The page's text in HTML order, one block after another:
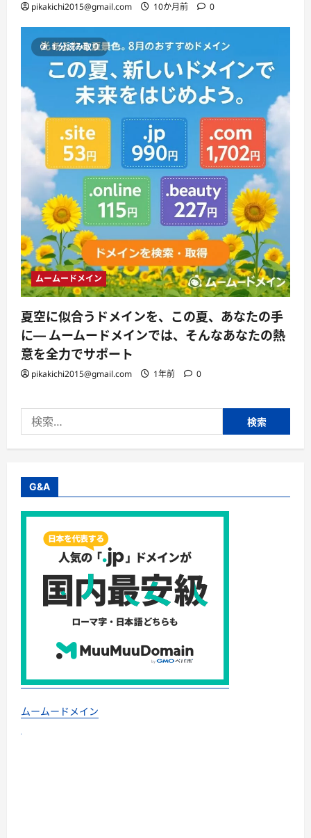
pikakichi2015@gmail.com 10か月前 0
1 分読み取り
ムームードメイン
夏空に似合うドメインを、この夏、あなたの手
に— ムームードメインでは、そんなあなたの熱
意を全力でサポート
pikakichi2015@gmail.com 1年前 0
索:
G&A
ムームードメイン